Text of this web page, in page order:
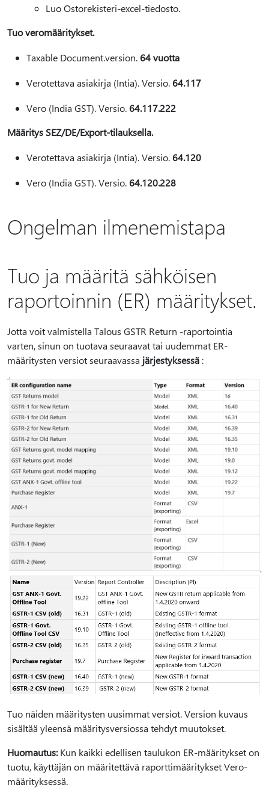
Luo Ostorekisteri-excel-tiedosto.
Tuo veromääritykset.
Taxable Document.version. 64 vuotta
Verotettava asiakirja (Intia). Versio. 64.117
Vero (India GST). Versio. 64.117.222
Määritys SEZ/DE/Export-tilauksella.
Verotettava asiakirja (Intia). Versio. 64.120
Vero (India GST). Versio. 64.120.228
Ongelman ilmenemistapa
Tuo ja määritä sähköisen
raportoinnin (ER) määritykset.
Jotta voit valmistella Talous GSTR Return -raportointia
varten, sinun on tuotava seuraavat tai uudemmat ER-
määritysten versiot seuraavassa järjestyksessä :
Tuo näiden määritysten uusimmat versiot. Version kuvaus
sisältää yleensä määritysversiossa tehdyt muutokset.
Huomautus:Kun kaikki edellisen taulukon ER-määritykset on
tuotu, käyttäjän on määritettävä raporttimääritykset Vero-
määrityksessä.